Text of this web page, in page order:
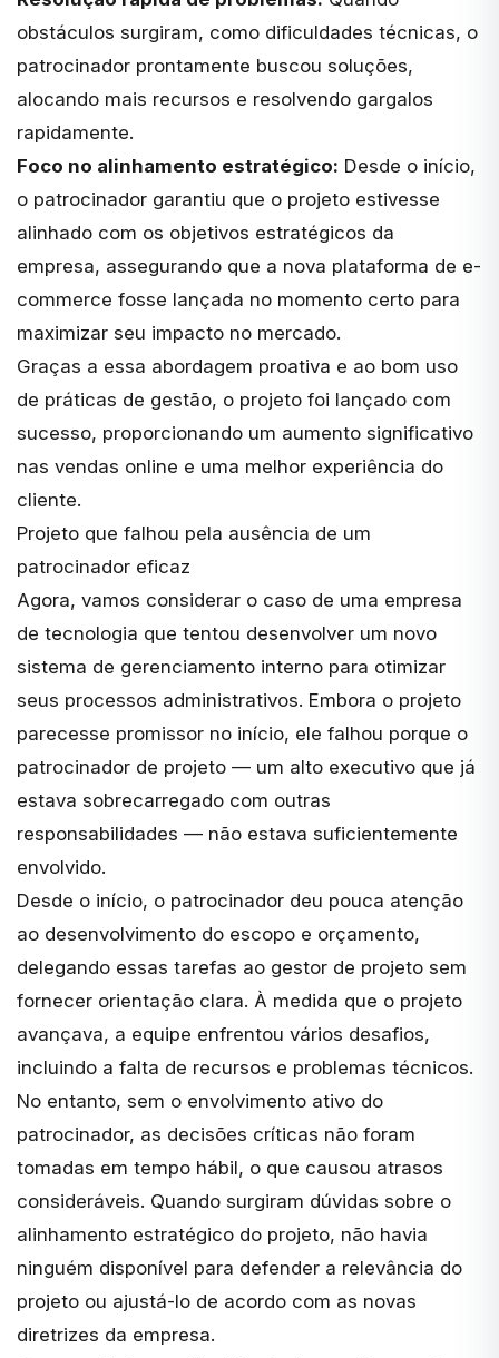
obstáculos surgiram, como dificuldades técnicas, o
patrocinador prontamente buscou soluções,
alocando mais recursos e resolvendo gargalos
rapidamente.
Foco no alinhamento estratégico: Desde o início,
o patrocinador garantiu que o projeto estivesse
alinhado com os objetivos estratégicos da
empresa, assegurando que a nova plataforma de e-
commerce fosse lançada no momento certo para
maximizar seu impacto no mercado.
Graças a essa abordagem proativa e ao bom uso
de práticas de gestão, o projeto foi lançado com
sucesso, proporcionando um aumento significativo
nas vendas online e uma melhor experiência do
cliente.
Projeto que falhou pela ausência de um
patrocinador eficaz
Agora, vamos considerar o caso de uma empresa
de tecnologia que tentou desenvolver um novo
sistema de gerenciamento interno para otimizar
seus processos administrativos. Embora o projeto
parecesse promissor no início, ele falhou porque o
patrocinador de projeto — um alto executivo que já
estava sobrecarregado com outras
responsabilidades — não estava suficientemente
envolvido.
Desde o início, o patrocinador deu pouca atenção
ao desenvolvimento do escopo e orçamento,
delegando essas tarefas ao gestor de projeto sem
fornecer orientação clara. À medida que o projeto
avançava, a equipe enfrentou vários desafios,
incluindo a falta de recursos e problemas técnicos.
No entanto, sem o envolvimento ativo do
patrocinador, as decisões críticas não foram
tomadas em tempo hábil, o que causou atrasos
consideráveis. Quando surgiram dúvidas sobre o
alinhamento estratégico do projeto, não havia
ninguém disponível para defender a relevância do
projeto ou ajustá-lo de acordo com as novas
diretrizes da empresa.